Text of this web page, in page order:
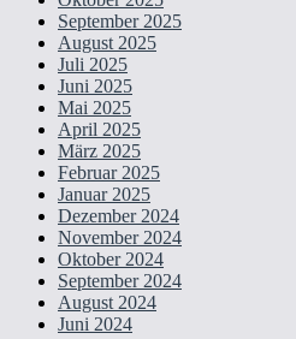
September 2025
August 2025
Juli 2025
Juni 2025
Mai 2025
April 2025
März 2025
Februar 2025
Januar 2025
Dezember 2024
November 2024
Oktober 2024
September 2024
August 2024
Juni 2024